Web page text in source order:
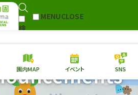
検
MENUCLOSE
本日の開園情報 チケ
園内MAP イベント SNS